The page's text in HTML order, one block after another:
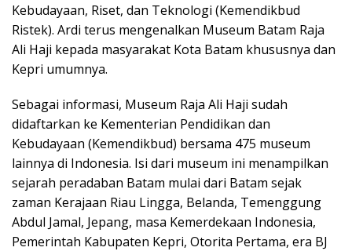
Kebudayaan, Riset, dan Teknologi (Kemendikbud
Ristek). Ardi terus mengenalkan Museum Batam Raja
Ali Haji kepada masyarakat Kota Batam khususnya dan
Kepri umumnya.
Sebagai informasi, Museum Raja Ali Haji sudah
didaftarkan ke Kementerian Pendidikan dan
Kebudayaan (Kemendikbud) bersama 475 museum
lainnya di Indonesia. Isi dari museum ini menampilkan
sejarah peradaban Batam mulai dari Batam sejak
zaman Kerajaan Riau Lingga, Belanda, Temenggung
Abdul Jamal, Jepang, masa Kemerdekaan Indonesia,
Pemerintah Kabupaten Kepri, Otorita Pertama, era BJ